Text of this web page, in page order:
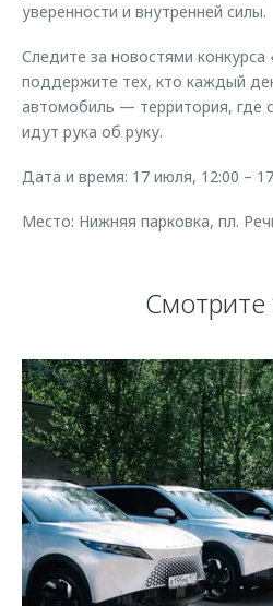
уверенности и внутренней силы.
Следите за новостями
поддержите тех, кто каждый
автомобиль — территория, где
идут рука об руку.
Дата и время: 17 июля, 12:00 –
Место: Нижняя парковка, пл.
Смотрите